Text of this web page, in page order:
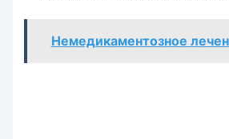
Немедикаментозное